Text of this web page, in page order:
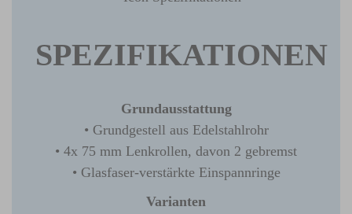
SPEZIFIKATIONEN
Grundausstattung
• Grundgestell aus Edelstahlrohr
• 4x 75 mm Lenkrollen, davon 2 gebremst
• Glasfaser-verstärkte Einspannringe
Varianten